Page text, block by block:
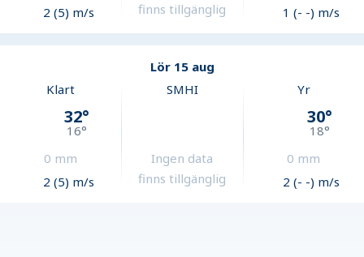
2 (5) m/s
finns tillgänglig
1 (- -) m/s
Lör 15 aug
Klart
32°
16°
0 mm
2 (5) m/s
SMHI
Ingen data
finns tillgänglig
Yr
30°
18°
0 mm
2 (- -) m/s